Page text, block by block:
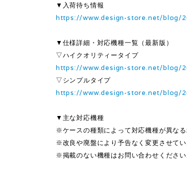
▼入荷待ち情報
https://www.design-store.net/blog/
▼仕様詳細・対応機種一覧（最新版）
▽ハイクオリティータイプ
https://www.design-store.net/blog/
▽シンプルタイプ
https://www.design-store.net/blog/
▼主な対応機種
※ケースの種類によって対応機種が異な
※改良や廃盤により予告なく変更させてい
※掲載のない機種はお問い合わせください